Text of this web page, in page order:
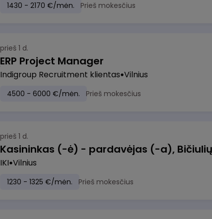
1430 - 2170 €/mėn. Prieš mokesčius
prieš 1 d.
ERP Project Manager
Indigroup Recruitment klientas Vilnius
4500 - 6000 €/mėn. Prieš mokesčius
prieš 1 d.
IKI Vilnius
1230 - 1325 €/mėn. Prieš mokesčius